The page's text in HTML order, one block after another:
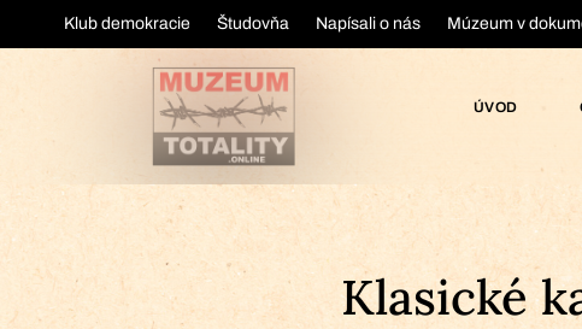
Klub demokracie Študovňa Napísali o nás Múzeum v
ÚVOD
Klasické